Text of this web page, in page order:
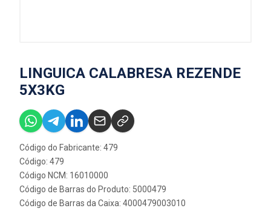
LINGUICA CALABRESA REZENDE
5X3KG
Código do Fabricante: 479
Código: 479
Código NCM: 16010000
Código de Barras do Produto: 5000479
Código de Barras da Caixa: 4000479003010